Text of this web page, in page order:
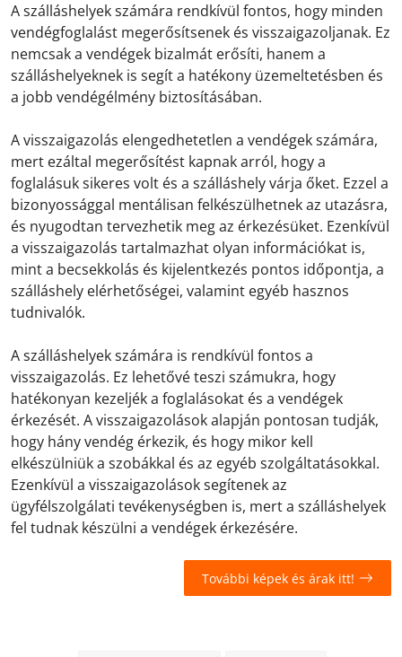
A szálláshelyek számára rendkívül fontos, hogy minden
vendégfoglalást megerősítsenek és visszaigazoljanak. Ez
nemcsak a vendégek bizalmát erősíti, hanem a
szálláshelyeknek is segít a hatékony üzemeltetésben és
a jobb vendégélmény biztosításában.
A visszaigazolás elengedhetetlen a vendégek számára,
mert ezáltal megerősítést kapnak arról, hogy a
foglalásuk sikeres volt és a szálláshely várja őket. Ezzel a
bizonyossággal mentálisan felkészülhetnek az utazásra,
és nyugodtan tervezhetik meg az érkezésüket. Ezenkívül
a visszaigazolás tartalmazhat olyan információkat is,
mint a becsekkolás és kijelentkezés pontos időpontja, a
szálláshely elérhetőségei, valamint egyéb hasznos
tudnivalók.
A szálláshelyek számára is rendkívül fontos a
visszaigazolás. Ez lehetővé teszi számukra, hogy
hatékonyan kezeljék a foglalásokat és a vendégek
érkezését. A visszaigazolások alapján pontosan tudják,
hogy hány vendég érkezik, és hogy mikor kell
elkészülniük a szobákkal és az egyéb szolgáltatásokkal.
Ezenkívül a visszaigazolások segítenek az
ügyfélszolgálati tevékenységben is, mert a szálláshelyek
fel tudnak készülni a vendégek érkezésére.
További képek és árak itt!